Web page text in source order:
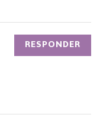
RESPONDER